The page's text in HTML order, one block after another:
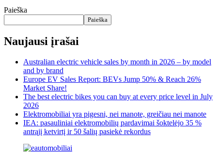
Paieška
Paieška
Naujausi įrašai
Australian electric vehicle sales by month in 2026 – by model
and by brand
Europe EV Sales Report: BEVs Jump 50% & Reach 26%
Market Share!
The best electric bikes you can buy at every price level in July
2026
Elektromobiliai yra pigesni, nei manote, greičiau nei manote
IEA: pasauliniai elektromobilių pardavimai šoktelėjo 35 %
antrąjį ketvirtį ir 50 šalių pasiekė rekordus